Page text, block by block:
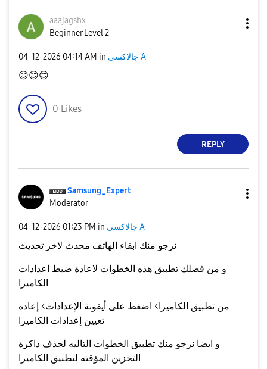
aaajagshx
Beginner Level 2
‎04-12-2026 04:14 AM in جالاكسى A
😊😊😊
0 Likes
REPLY
Samsung_Expert
Moderator
‎04-12-2026 01:23 PM in جالاكسى A
و من فضلك تطبيق هذه الخطوات لاعادة ضبط اعدادات
من تطبيق الكاميرا> اضغط على أيقونة الإعدادات> إعادة
تعيين إعدادات الكاميرا
و ايضا نرجو منك تطبيق الخطوات التاليه لحذف ذاكرة